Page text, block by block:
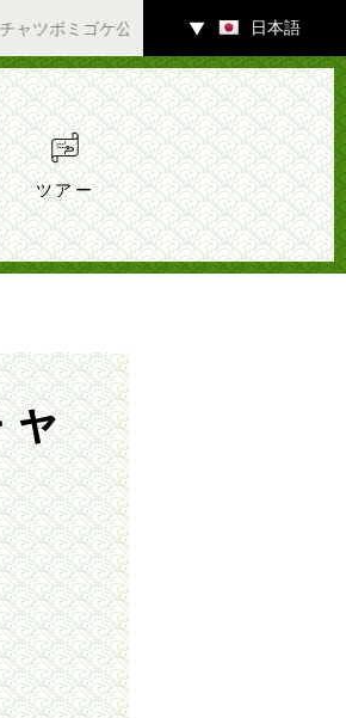
公園内ギャラリーにて7/4（土）～アー
▼ 日本語
ツアー
ャ